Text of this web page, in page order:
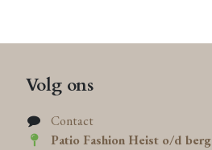
Volg ons
Contact
Patio Fashion Heist o/d berg